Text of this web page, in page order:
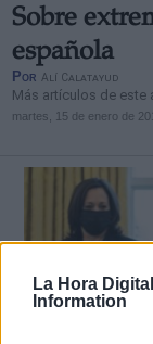
La Hora
Information
Sobre
española
Por Alí Calatayud
Más artículos de este
martes, 15 de enero de
Derechos: